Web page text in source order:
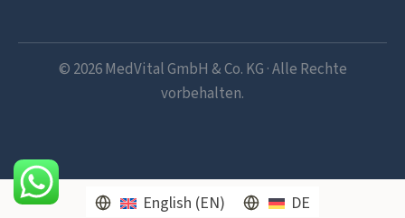
© 2026MedVital GmbH & Co. KG · Alle Rechte
vorbehalten.
English (EN) DE